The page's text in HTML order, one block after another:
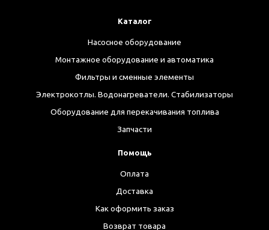
Каталог
Насосное оборудование
Монтажное оборудование и автоматика
Фильтры и сменные элементы
Электрокотлы. Водонагреватели. Стабилизаторы
Оборудование для перекачивания топлива
Запчасти
Помощь
Оплата
Доставка
Как оформить заказ
Возврат товара